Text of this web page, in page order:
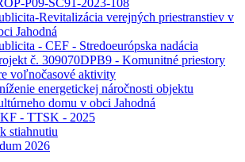
P09-SC91-2023-108
Revitalizácia verejných priestranstiev v
Jahodná
- CEF - Stredoeurópska nadácia
č. 309070DPB9 - Komunitné priestory
voľnočasové aktivity
energetickej náročnosti objektu
domu v obci Jahodná
- TTSK - 2025
stiahnutiu
2026